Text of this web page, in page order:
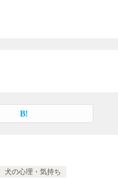
犬の心理・気持ち